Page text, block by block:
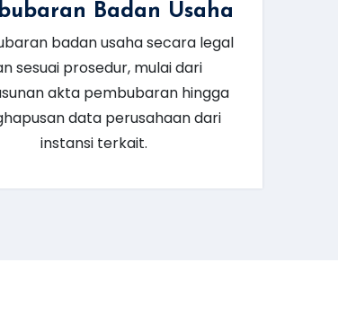
Badan Usaha
badan usaha secara legal
sesuai prosedur, mulai dari
akta pembubaran hingga
data perusahaan dari
instansi terkait.